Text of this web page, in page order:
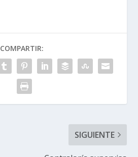
COMPARTIR:
SIGUIENTE